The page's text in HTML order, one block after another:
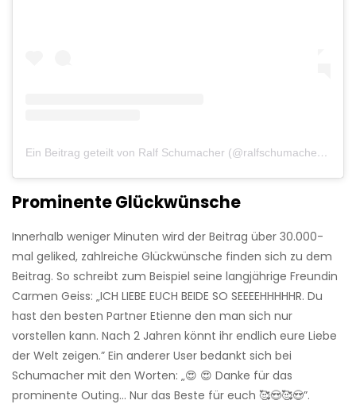
Ein Beitrag geteilt von Ralf Schumacher (@ralfschumacher_rsc)
Prominente Glückwünsche
Innerhalb weniger Minuten wird der Beitrag über 30.000-
mal geliked, zahlreiche Glückwünsche finden sich zu dem
Beitrag. So schreibt zum Beispiel seine langjährige Freundin
Carmen Geiss: „ICH LIEBE EUCH BEIDE SO SEEEEHHHHHR. Du
hast den besten Partner Etienne den man sich nur
vorstellen kann. Nach 2 Jahren könnt ihr endlich eure Liebe
der Welt zeigen.” Ein anderer User bedankt sich bei
Schumacher mit den Worten: „😍 😍 Danke für das
prominente Outing... Nur das Beste für euch 🥰😍🥰😍”.